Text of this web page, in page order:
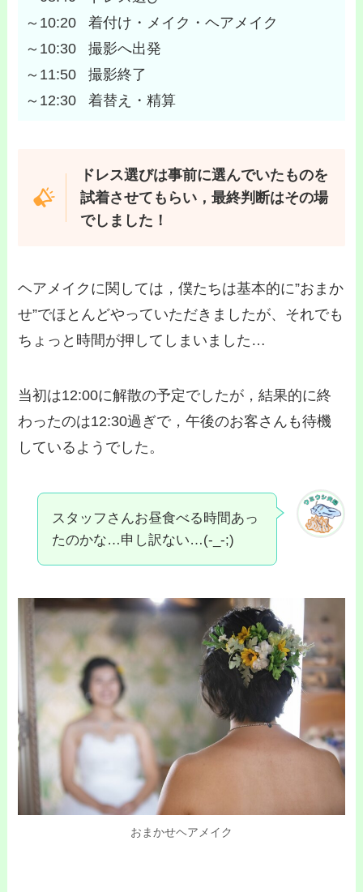
～10:20   着付け・メイク・ヘアメイク
～10:30   撮影へ出発
～11:50   撮影終了
～12:30   着替え・精算
ドレス選びは事前に選んでいたものを
試着させてもらい，最終判断はその場
でしました！
ヘアメイクに関しては，僕たちは基本的に”おまか
せ”でほとんどやっていただきましたが、それでも
ちょっと時間が押してしまいました…
当初は12:00に解散の予定でしたが，結果的に終
わったのは12:30過ぎで，午後のお客さんも待機
しているようでした。
スタッフさんお昼食べる時間あっ
たのかな…申し訳ない…(-_-;)
おまかせヘアメイク